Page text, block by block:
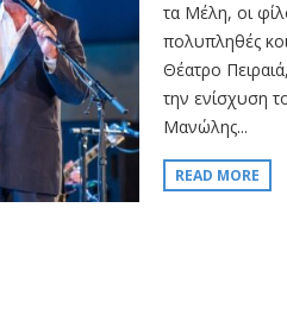
τα Μέλη, οι
πολυπληθές
Θέατρο
την ενίσχυση
Μανώλης...
READ MORE